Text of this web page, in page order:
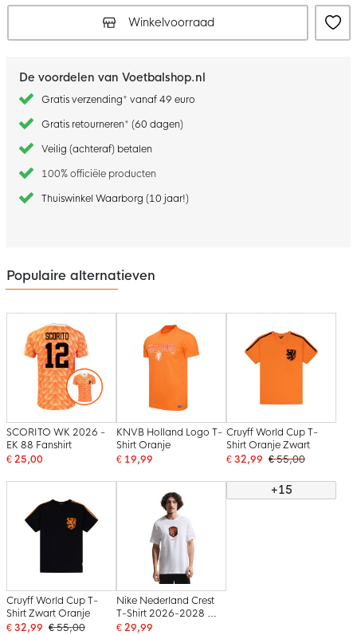
Winkelvoorraad
De voordelen van Voetbalshop.nl
Gratis verzending* vanaf 49 euro
Gratis retourneren* (60 dagen)
Veilig (achteraf) betalen
100% officiële producten
Thuiswinkel Waarborg (10 jaar!)
Populaire alternatieven
SCORITO WK 2026 -
EK 88 Fanshirt
€ 25,00
KNVB Holland Logo T-
Shirt Oranje
€ 19,99
Cruyff World Cup T-
Shirt Oranje Zwart
€ 32,99 € 55,00
Cruyff World Cup T-
Shirt Zwart Oranje
€ 32,99 € 55,00
Nike Nederland Crest
T-Shirt 2026-2028 Wit
Oranje Zwart
€ 29,99
+15